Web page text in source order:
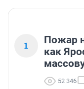
1
Пожар
как
52 346